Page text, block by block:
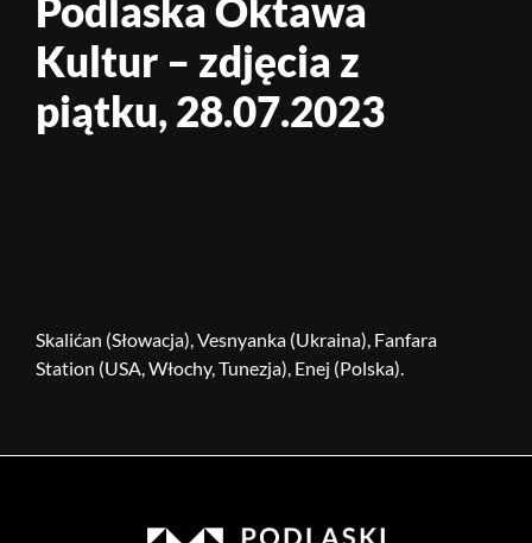
stronyPodlaska Oktawa
Kultur – zdjęcia z
piątku, 28.07.2023
Skalićan (Słowacja), Vesnyanka (Ukraina), Fanfara
Station (USA, Włochy, Tunezja), Enej (Polska).